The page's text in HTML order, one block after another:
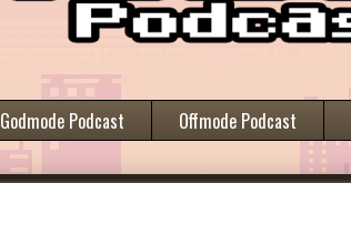
Godmode Podcast Offmode Podcast